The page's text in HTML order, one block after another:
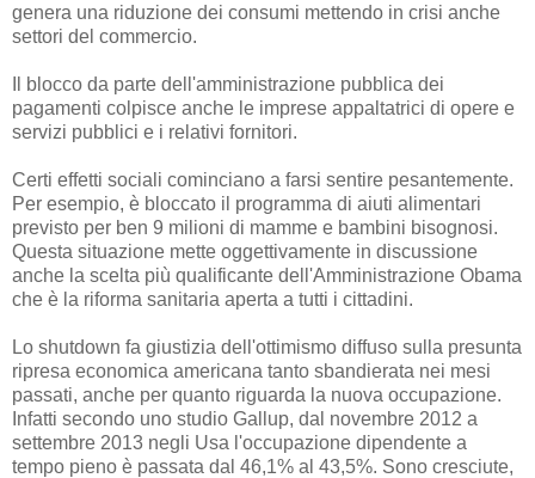
genera una riduzione dei consumi mettendo in crisi anche
settori del commercio.
Il blocco da parte dell'amministrazione pubblica dei
pagamenti colpisce anche le imprese appaltatrici di opere e
servizi pubblici e i relativi fornitori.
Certi effetti sociali cominciano a farsi sentire pesantemente.
Per esempio, è bloccato il programma di aiuti alimentari
previsto per ben 9 milioni di mamme e bambini bisognosi.
Questa situazione mette oggettivamente in discussione
anche la scelta più qualificante dell'Amministrazione Obama
che è la riforma sanitaria aperta a tutti i cittadini.
Lo shutdown fa giustizia dell'ottimismo diffuso sulla presunta
ripresa economica americana tanto sbandierata nei mesi
passati, anche per quanto riguarda la nuova occupazione.
Infatti secondo uno studio Gallup, dal novembre 2012 a
settembre 2013 negli Usa l'occupazione dipendente a
tempo pieno è passata dal 46,1% al 43,5%. Sono cresciute,